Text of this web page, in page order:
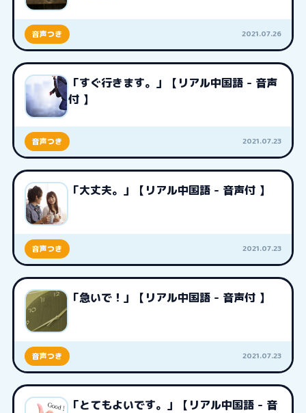
音声つき 2021.07.26
「すぐ行きます。」【リアル中国語 - 音声
付 】
音声つき 2021.07.23
「大丈夫。」【リアル中国語 - 音声付 】
音声つき 2021.07.23
「急いで！」【リアル中国語 - 音声付 】
音声つき 2021.07.23
「とてもよいです。」【リアル中国語 - 音